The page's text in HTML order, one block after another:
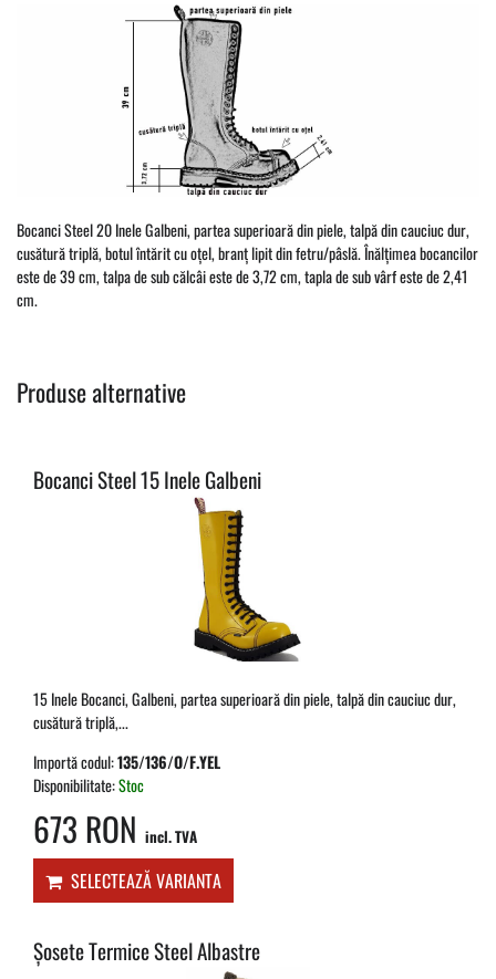
Bocanci Steel 20 Inele Galbeni, partea superioară din piele, talpă din cauciuc dur,
cusătură triplă, botul întărit cu oțel, branț lipit din fetru/pâslă. Înălțimea bocancilor
este de 39 cm, talpa de sub călcâi este de 3,72 cm, tapla de sub vârf este de 2,41
cm.
Produse alternative
Bocanci Steel 15 Inele Galbeni
15 Inele Bocanci, Galbeni, partea superioară din piele, talpă din cauciuc dur,
cusătură triplă,...
Importă codul:135/136/O/F.YEL
Disponibilitate:Stoc
673 RON incl. TVA
SELECTEAZĂ VARIANTA
Șosete Termice Steel Albastre